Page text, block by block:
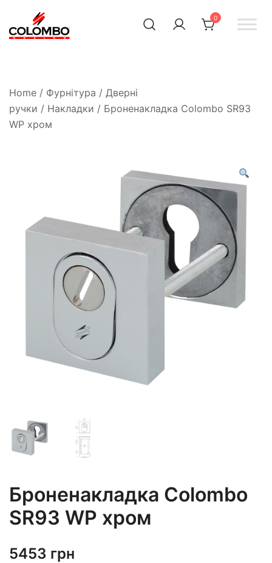
0
Home / Фурнітура / Дверні
ручки / Накладки / Броненакладка Colombo SR93
WP хром
Броненакладка Colombo
SR93 WP хром
5453 грн